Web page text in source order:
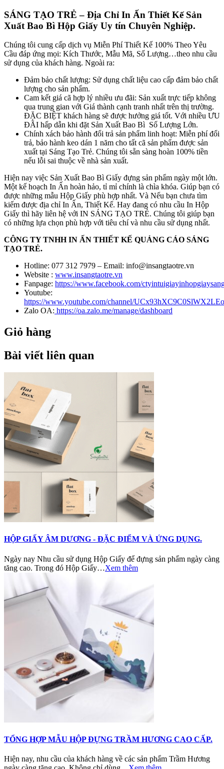
SÁNG TẠO TRẺ – Địa Chỉ In Ấn Thiết Kế Sản
Xuất Bao Bì Hộp Giấy Uy tín Chuyên Nghiệp.
Chúng tôi cung cấp dịch vụ Miễn Phí Thiết Kế 100% Theo Yêu
Cầu đáp ứng mọi: Kích Thước, Mẫu Mã, Số Lượng…theo nhu cầu
sử dụng của khách hàng. Ngoài ra:
Đảm bảo chất lượng: Sử dụng chất liệu cao cấp đảm bảo chất
lượng cho sản phẩm.
Cam kết giá cã hợp lý nhiều ưu đãi: Sản xuất trực tiếp không
qua trung gian với Giá thành cạnh tranh nhất trên thị trường.
ĐẶC BIỆT khách hàng sẽ được hưởng giá tốt. Với nhiều ƯU
ĐÃI hấp dẫn khi đặt Sản Xuất Bao Bì Số Lượng Lớn.
Chính xách bảo hành đổi trả sản phẩm linh hoạt: Miễn phí đổi
trả, bảo hành keo dán 1 năm cho tất cã sản phẩm được sản
xuất tại Sáng Tạo Trẻ. Chúng tôi sẵn sàng hoàn 100% tiền
nếu lỗi sai thuộc về nhà sản xuất.
Hiện nay việc Sản Xuất Bao Bì Giấy đựng sản phẩm ngày một lớn.
Một kế hoạch In Ấn hoàn hảo, tỉ mỉ chính là chìa khóa. Giúp bạn có
được những mẫu Hộp Giấy phù hợp nhất. Và Nếu bạn chưa tìm
kiếm được địa chỉ In Ấn, Thiết Kế. Hay đang có nhu cầu In Hộp
Giấy thì hãy liên hệ với IN SÁNG TẠO TRẺ. Chúng tôi giúp bạn
có những lựa chọn phù hợp với tiêu chí và nhu cầu sử dụng nhất.
CÔNG TY TNHH IN ẤN THIẾT KẾ QUẢNG CÁO SÁNG
TẠO TRẺ.
Hotline: 077 312 7979 – Email: info@insangtaotre.vn
Website : www.insangtaotre.vn
Fanpage: https://www.facebook.com/
Youtube:
https://www.youtube.com/channel/
Zalo OA: https://oa.zalo.me/manage/dashboard
Giỏ hàng
Bài viết liên quan
HỘP GIẤY ÂM DƯƠNG - ĐẶC ĐIỂM VÀ ỨNG DỤNG.
Ngày nay Nhu cầu sử dụng Hộp Giấy để đựng sản phẩm ngày càng
tăng cao. Trong đó Hộp Giấy…Xem thêm
TỔNG HỢP MẪU HỘP ĐỰNG TRẦM HƯƠNG CAO CẤP.
Hiện nay, nhu cầu của khách hàng về các sản phẩm Trầm Hương